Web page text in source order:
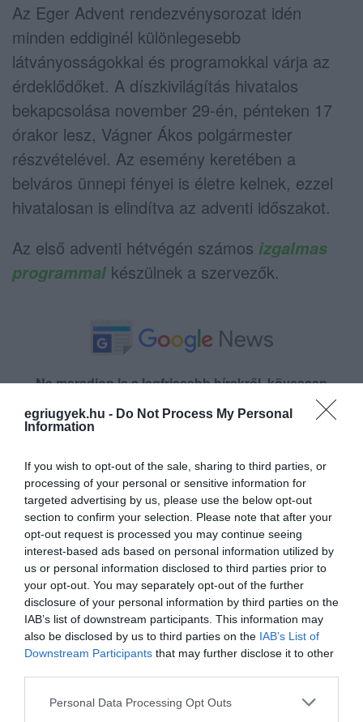
egriugyek.hu - Do Not Process My Personal
Information
If you wish to opt-out of the sale, sharing to third parties, or
processing of your personal or sensitive information for
targeted advertising by us, please use the below opt-out
section to confirm your selection. Please note that after your
opt-out request is processed you may continue seeing
interest-based ads based on personal information utilized by
us or personal information disclosed to third parties prior to
your opt-out. You may separately opt-out of the further
disclosure of your personal information by third parties on the
IAB’s list of downstream participants. This information may
also be disclosed by us to third parties on the IAB’s List of
Downstream Participants that may further disclose it to other
Please note that this website/app uses one or more Google
Personal Data Processing Opt Outs
Az Eger Advent rendezvénysorozat idén
minden eddiginél különlegesebb
látványosságokkal és programokkal várja az
érdeklődőket. A díszkivilágítás hivatalos
bekapcsolása november 29-én, pénteken 17
órakor lesz, Vágner Ákos polgármester
részvételével. Az esemény keretében a
belváros ünnepi fényei is életre kelnek, ezzel
hivatalosan is elindítva az adventi időszakot.
Az első adventi hétvégén számos izgalmas
programmal készülnek a szervezők.
Ne maradjon le a legfrissebb hírekről, kövessen
bennünket az EGRI ÜGYEK Google Hírek oldalán!
Legfrissebb híreink
ÚJ MAGYAR KÜLÜGYI STRATÉGIA KÉSZÜL,
TELJES SZAKÍTÁS JÖN A...